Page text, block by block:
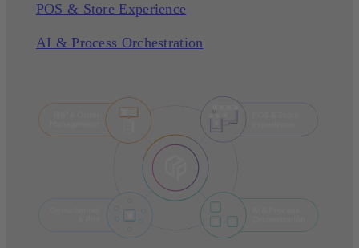
POS & Store Experience
AI & Process Orchestration